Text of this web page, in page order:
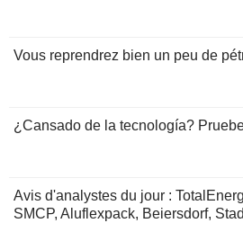
Vous reprendrez bien un peu de
¿Cansado de la tecnología?
Avis d'analystes du jour :
SMCP, Aluflexpack, Beiersdorf,